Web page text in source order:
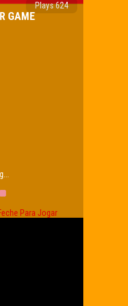
Plays 624
GAME
Para Jogar